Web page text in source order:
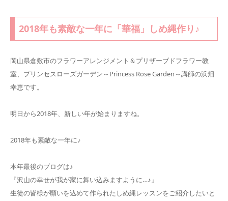
2018年も素敵な一年に「華福」しめ縄作り♪
岡山県倉敷市のフラワーアレンジメント＆プリザーブドフラワー教
室、プリンセスローズガーデン～Princess Rose Garden～講師の浜畑
幸恵です。
明日から2018年、新しい年が始まりますね。
2018年も素敵な一年に♪
本年最後のブログは♪
『沢山の幸せが我が家に舞い込みますように…♪』
生徒の皆様が願いを込めて作られたしめ縄レッスンをご紹介したいと